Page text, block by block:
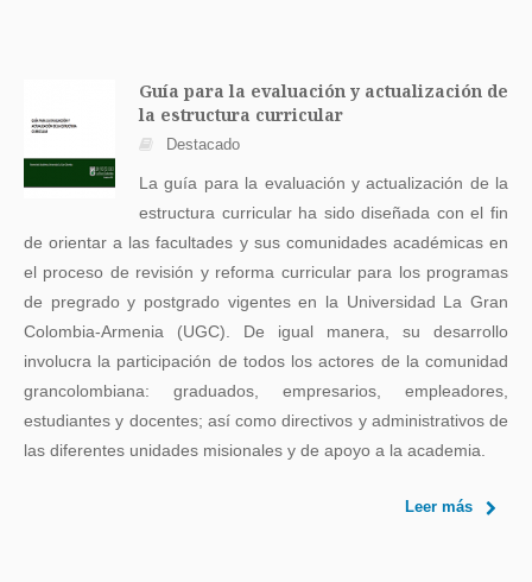
Guía para la evaluación y actualización de
la estructura curricular
Destacado
La guía para la evaluación y actualización de la
estructura curricular ha sido diseñada con el fin
de orientar a las facultades y sus comunidades académicas en
el proceso de revisión y reforma curricular para los programas
de pregrado y postgrado vigentes en la Universidad La Gran
Colombia-Armenia (UGC). De igual manera, su desarrollo
involucra la participación de todos los actores de la comunidad
grancolombiana: graduados, empresarios, empleadores,
estudiantes y docentes; así como directivos y administrativos de
las diferentes unidades misionales y de apoyo a la academia.
Leer más